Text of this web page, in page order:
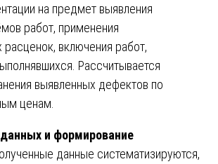
на предмет выявления
работ, применения
включения работ,
Рассчитывается
выявленных дефектов по
ценам.
и формирование
данные систематизируются,